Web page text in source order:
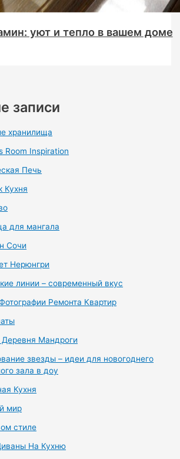
уют и тепло в вашем доме
записи
хранилища
Room Inspiration
Печь
Кухня
для мангала
Сочи
Нерюнгри
линии – современный вкус
Ремонта Квартир
Деревня Мандроги
звезды – идеи для новогоднего
зала в доу
Кухня
мир
стиле
На Кухню